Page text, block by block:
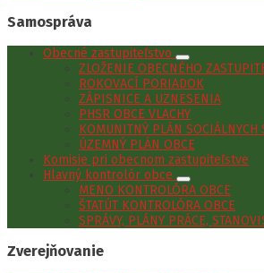
Samospráva
Obecné zastupiteľstvo
ZLOŽENIE OBECNÉHO
ROKOVACÍ PORIADOK
ZÁPISNICE A UZNESENIA
PHSR OBCE VLACHY
KOMUNITNÝ PLÁN
ÚZEMNÝ PLÁN OBCE
Komisie pri obecnom zastupiteľstve
Hlavný kontrolór obce
MENO KONTROLÓRA OBCE
ŠTATÚT KONTROLÓRA OBCE
SPRÁVY, PLÁNY PRÁCE,
Zverejňovanie